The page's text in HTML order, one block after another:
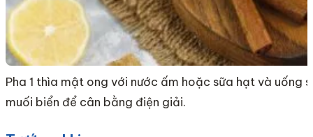
Pha 1 thìa mật ong với nước ấm hoặc sữa hạt và uống
muối biển để cân bằng điện giải.